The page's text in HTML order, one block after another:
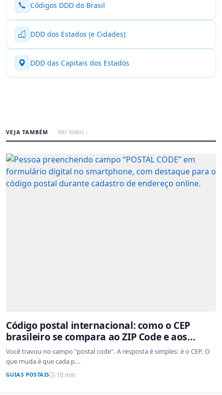
Códigos DDD do Brasil
DDD dos Estados (e Cidades)
DDD das Capitais dos Estados
VEJA TAMBÉM Ver todos ›
Código postal internacional: como o CEP
brasileiro se compara ao ZIP Code e aos
sistemas de outros países
Você travou no campo "postal code". A resposta é simples: é o CEP. O
que muda é que cada p...
GUIAS POSTAIS 10 min